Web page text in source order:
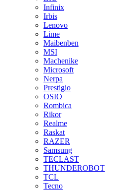
Infinix
Irbis
Lenovo
Lime
Maibenben
MSI
Machenike
Microsoft
Nerpa
Prestigio
OSIO
Rombica
Rikor
Realme
Raskat
RAZER
Samsung
TECLAST
THUNDEROBOT
TCL
Tecno